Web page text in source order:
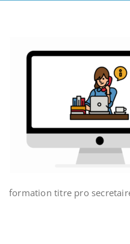
formation titre pro